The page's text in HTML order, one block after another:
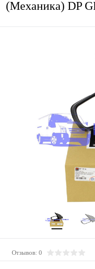
(Механика) DP
Отзывов: 0